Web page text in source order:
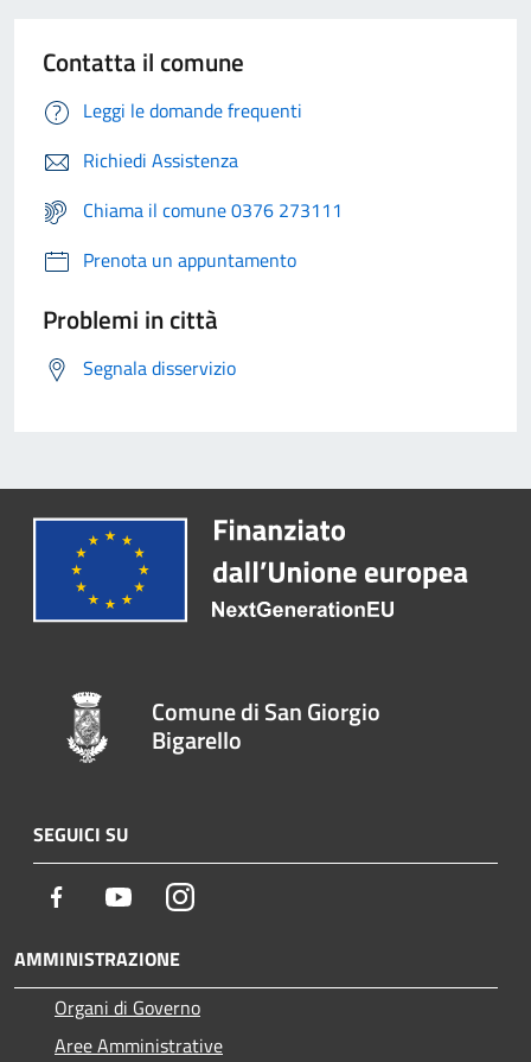
Contatta il comune
Leggi le domande frequenti
Richiedi Assistenza
Chiama il comune 0376 273111
Prenota un appuntamento
Problemi in città
Segnala disservizio
Comune di San Giorgio
Bigarello
SEGUICI SU
Facebook YoutubeInstagram
AMMINISTRAZIONE
Organi di Governo
Aree Amministrative